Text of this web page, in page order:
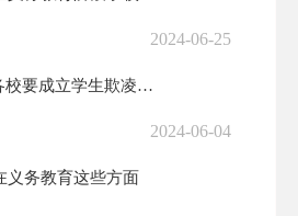
2024-06-25
教育部：中小学各校要成立学生欺凌治理委员会
2024-06-04
义务教育这些方面